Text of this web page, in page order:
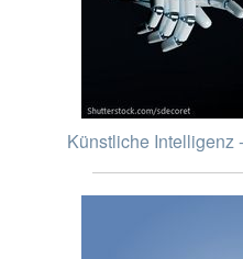
Künstliche Intelligenz